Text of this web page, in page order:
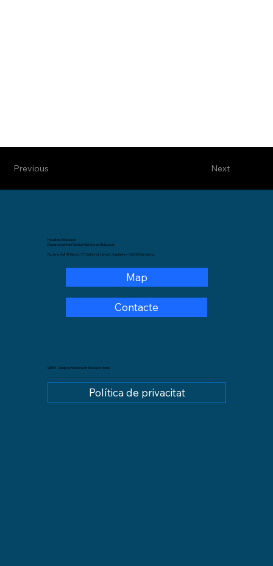
Next
Previous
GREM - Grup de Recerca en Educació Moral
Política de privacitat
Facultat d'Educació
Departament de Teoria i Història de l'Educació.
Pg. de la Vall d'Hebron, 171,Edifici de Llevant, 3a planta – 08035 Barcelona.
Map
Contacte